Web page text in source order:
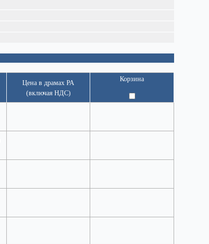
Цена в драмах РА
(включая НДС)
Корзина